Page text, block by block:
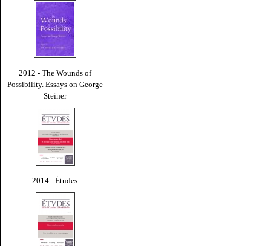
2012 - The Wounds of
Possibility. Essays on George
Steiner
2014 - Études